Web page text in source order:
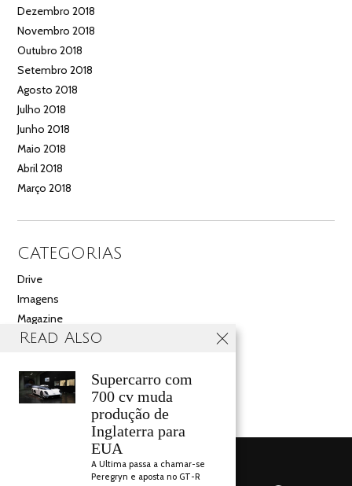
Dezembro 2018
Novembro 2018
Outubro 2018
Setembro 2018
Agosto 2018
Julho 2018
Junho 2018
Maio 2018
Abril 2018
Março 2018
CATEGORIAS
Drive
Imagens
Magazine
Multimédia
Salão
Videos
Read Also
Supercarro com
700 cv muda
produção de
Inglaterra para
EUA
A Ultima passa a chamar-se
Peregryn e aposta no GT-R